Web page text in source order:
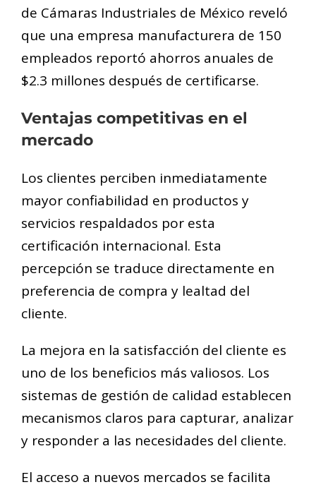
de Cámaras Industriales de México reveló
que una empresa manufacturera de 150
empleados reportó ahorros anuales de
$2.3 millones después de certificarse.
Ventajas competitivas en el
mercado
Los clientes perciben inmediatamente
mayor confiabilidad en productos y
servicios respaldados por esta
certificación internacional. Esta
percepción se traduce directamente en
preferencia de compra y lealtad del
cliente.
La mejora en la satisfacción del cliente es
uno de los beneficios más valiosos. Los
sistemas de gestión de calidad establecen
mecanismos claros para capturar, analizar
y responder a las necesidades del cliente.
El acceso a nuevos mercados se facilita